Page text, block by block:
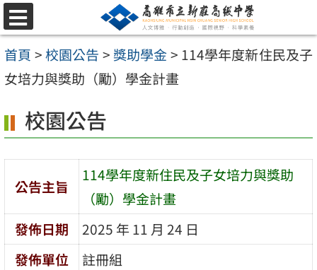
跳
至
主
要
容
區
選
單
首頁 >校園公告 > 獎助學金> 114學年度新住民及子
女培力與獎助（勵）學金計畫
校園公告
公告主旨
114學年度新住民及子女培力與獎助
（勵）學金計畫
發佈日期
2025 年 11 月 24 日
發佈單位
註冊組